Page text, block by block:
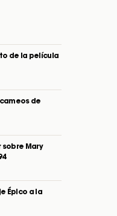
de la película
de
Mary
Épico a la